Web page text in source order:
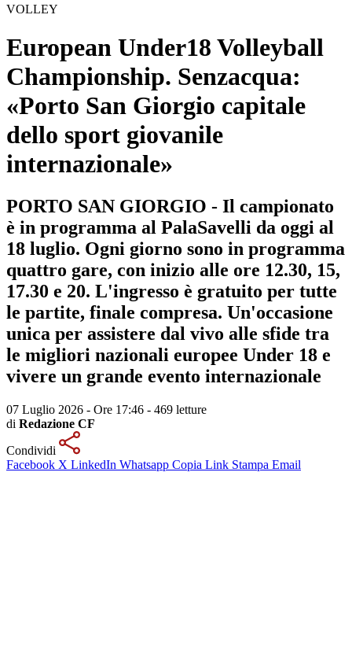
VOLLEY
European Under18 Volleyball
Championship. Senzacqua:
«Porto San Giorgio capitale
dello sport giovanile
internazionale»
PORTO SAN GIORGIO - Il campionato
è in programma al PalaSavelli da oggi al
18 luglio. Ogni giorno sono in programma
quattro gare, con inizio alle ore 12.30, 15,
17.30 e 20. L'ingresso è gratuito per tutte
le partite, finale compresa. Un'occasione
unica per assistere dal vivo alle sfide tra
le migliori nazionali europee Under 18 e
vivere un grande evento internazionale
07 Luglio 2026 - Ore 17:46 - 469 letture
di Redazione CF
Condividi
Facebook X LinkedIn Whatsapp Copia Link Stampa Email